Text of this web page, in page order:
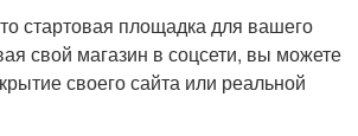
стартовая площадка для вашего
свой магазин в соцсети, вы можете
своего сайта или реальной